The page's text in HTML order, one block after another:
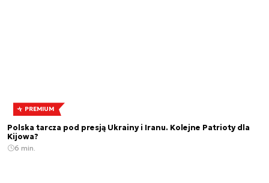
PREMIUM
Polska tarcza pod presją Ukrainy i Iranu. Kolejne Patrioty dla
Kijowa?
6 min.